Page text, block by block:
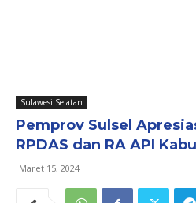
Sulawesi Selatan
Pemprov Sulsel
RPDAS dan RA API
Maret 15, 2024